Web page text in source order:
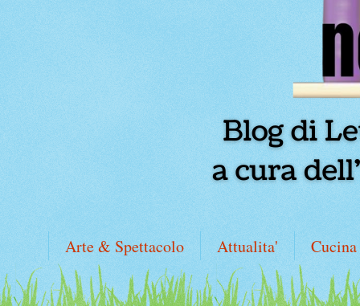
Arte & Spettacolo Attualita' Cucina